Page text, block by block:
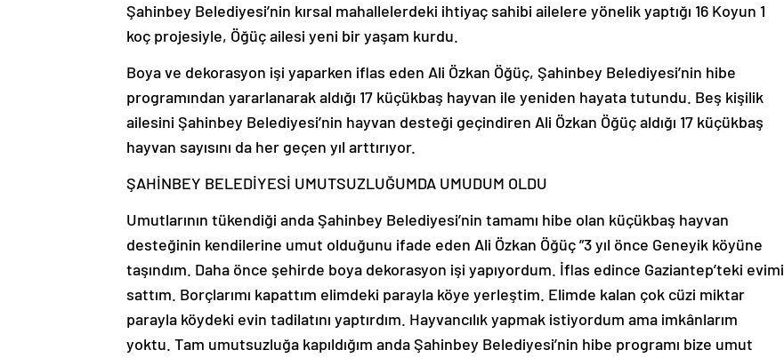
Şahinbey Belediyesi’nin kırsal mahallelerdeki ihtiyaç sahibi ailelere yönelik yaptığı 16 Koyun 1
koç projesiyle, Öğüç ailesi yeni bir yaşam kurdu.
Boya ve dekorasyon işi yaparken iflas eden Ali Özkan Öğüç, Şahinbey Belediyesi’nin hibe
programından yararlanarak aldığı 17 küçükbaş hayvan ile yeniden hayata tutundu. Beş kişilik
ailesini Şahinbey Belediyesi’nin hayvan desteği geçindiren Ali Özkan Öğüç aldığı 17 küçükbaş
hayvan sayısını da her geçen yıl arttırıyor.
ŞAHİNBEY BELEDİYESİ UMUTSUZLUĞUMDA UMUDUM OLDU
Umutlarının tükendiği anda Şahinbey Belediyesi’nin tamamı hibe olan küçükbaş hayvan
desteğinin kendilerine umut olduğunu ifade eden Ali Özkan Öğüç ”3 yıl önce Geneyik köyüne
taşındım. Daha önce şehirde boya dekorasyon işi yapıyordum. İflas edince Gaziantep’teki evimi
sattım. Borçlarımı kapattım elimdeki parayla köye yerleştim. Elimde kalan çok cüzi miktar
parayla köydeki evin tadilatını yaptırdım. Hayvancılık yapmak istiyordum ama imkânlarım
yoktu. Tam umutsuzluğa kapıldığım anda Şahinbey Belediyesi’nin hibe programı bize umut